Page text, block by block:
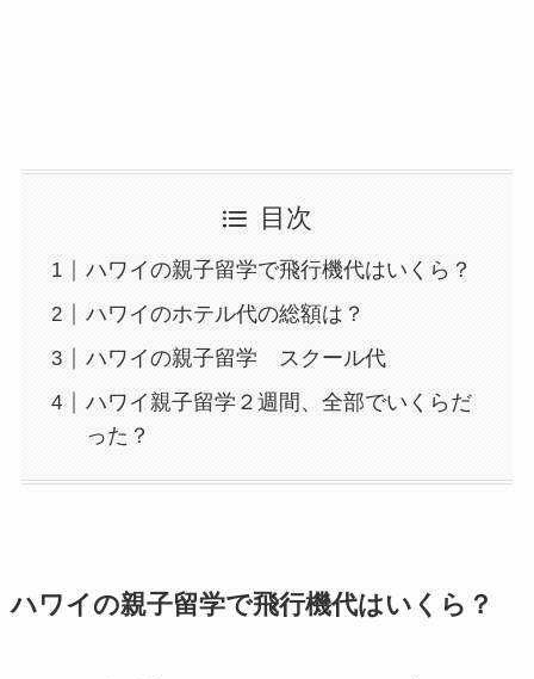
目次
ハワイの親子留学で飛行機代はいくら？
ハワイのホテル代の総額は？
ハワイの親子留学 スクール代
ハワイ親子留学２週間、全部でいくらだ
った？
ハワイの親子留学で飛行機代はいくら？